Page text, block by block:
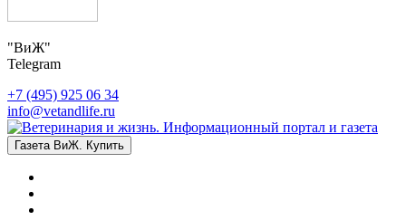
"ВиЖ"
Telegram
+7 (495) 925 06 34
info@vetandlife.ru
Газета ВиЖ. Купить